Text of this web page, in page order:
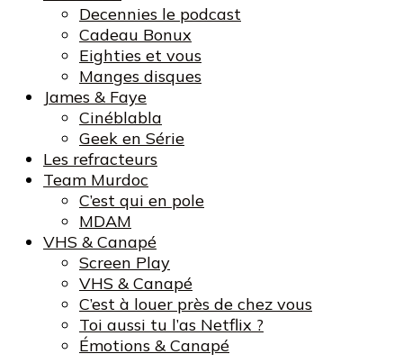
Decennies le podcast
Cadeau Bonux
Eighties et vous
Manges disques
James & Faye
Cinéblabla
Geek en Série
Les refracteurs
Team Murdoc
C’est qui en pole
MDAM
VHS & Canapé
Screen Play
VHS & Canapé
C’est à louer près de chez vous
Toi aussi tu l’as Netflix ?
Émotions & Canapé